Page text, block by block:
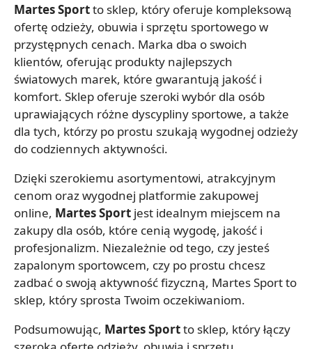
Martes Sportto sklep, który oferuje kompleksową
ofertę odzieży, obuwia i sprzętu sportowego w
przystępnych cenach. Marka dba o swoich
klientów, oferując produkty najlepszych
światowych marek, które gwarantują jakość i
komfort. Sklep oferuje szeroki wybór dla osób
uprawiających różne dyscypliny sportowe, a także
dla tych, którzy po prostu szukają wygodnej odzieży
do codziennych aktywności.
Dzięki szerokiemu asortymentowi, atrakcyjnym
cenom oraz wygodnej platformie zakupowej
online, Martes Sport jest idealnym miejscem na
zakupy dla osób, które cenią wygodę, jakość i
profesjonalizm. Niezależnie od tego, czy jesteś
zapalonym sportowcem, czy po prostu chcesz
zadbać o swoją aktywność fizyczną, Martes Sport to
sklep, który sprosta Twoim oczekiwaniom.
Podsumowując, Martes Sportto sklep, który łączy